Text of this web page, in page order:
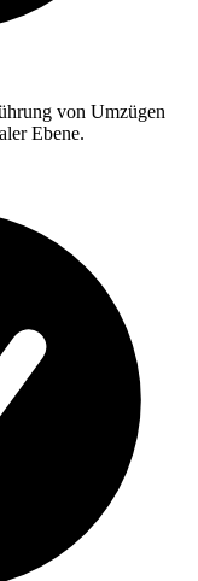
von Umzügen
Ebene.